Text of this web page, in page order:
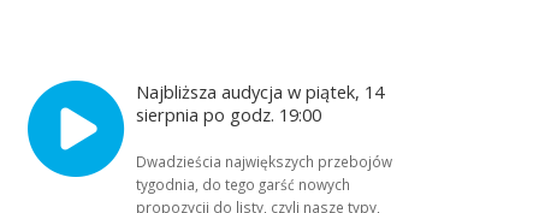
Najbliższa audycja w piątek, 14
sierpnia po godz. 19:00
Dwadzieścia największych przebojów
tygodnia, do tego garść nowych
propozycji do listy, czyli nasze typy,